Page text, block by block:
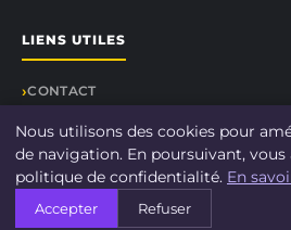
LIENS UTILES
CONTACT
© 2026 DOCU CLIMAT. Tous
À propos
Mentions légales
Nous utilisons des cookies pour
de navigation. En poursuivant,
politique de confidentialité. En
Accepter Refuser